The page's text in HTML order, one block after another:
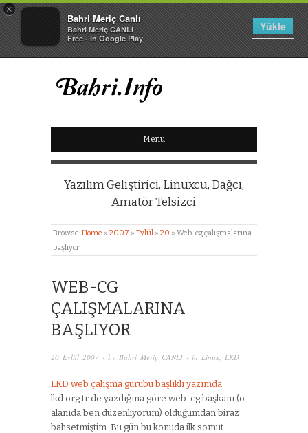
×
Bahri Meriç Canlı
Bahri Meriç CANLI
Free - In Google Play
Yükle
BAHRI MERIÇ CANLI
KIŞISEL WEB SITESI
Menu
Yazılım Geliştirici, Linuxcu, Dağcı,
Amatör Telsizci
Browse:Home » 2007 » Eylül » 20 » Web-cg çalışmalarına
başlıyor
WEB-CG
ÇALIŞMALARINA
BAŞLIYOR
20 Eylül 2007 · by Bahri Meriç CANLI · in Linux, LKD
LKD web çalışma gurubu başlıklı yazımda
lkd.org.tr de yazdığına göre web-cg başkanı (o
alanıda ben düzenliyorum) olduğumdan biraz
bahsetmiştim. Bu gün bu konuda ilk somut